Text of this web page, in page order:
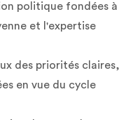
politique fondées à
et l'expertise
des priorités claires,
en vue du cycle